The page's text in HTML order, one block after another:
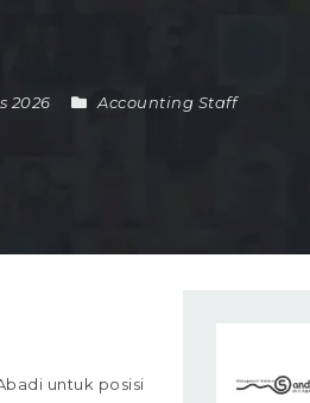
2026 Accounting Staff
untuk posisi